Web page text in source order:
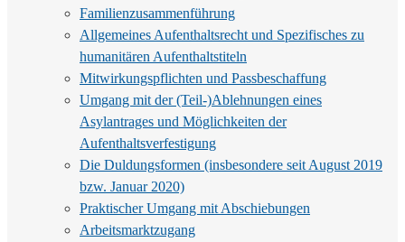
Familienzusammenführung
Allgemeines Aufenthaltsrecht und Spezifisches zu
humanitären Aufenthaltstiteln
Mitwirkungspflichten und Passbeschaffung
Umgang mit der (Teil-)Ablehnungen eines
Asylantrages und Möglichkeiten der
Aufenthaltsverfestigung
Die Duldungsformen (insbesondere seit August 2019
bzw. Januar 2020)
Praktischer Umgang mit Abschiebungen
Arbeitsmarktzugang